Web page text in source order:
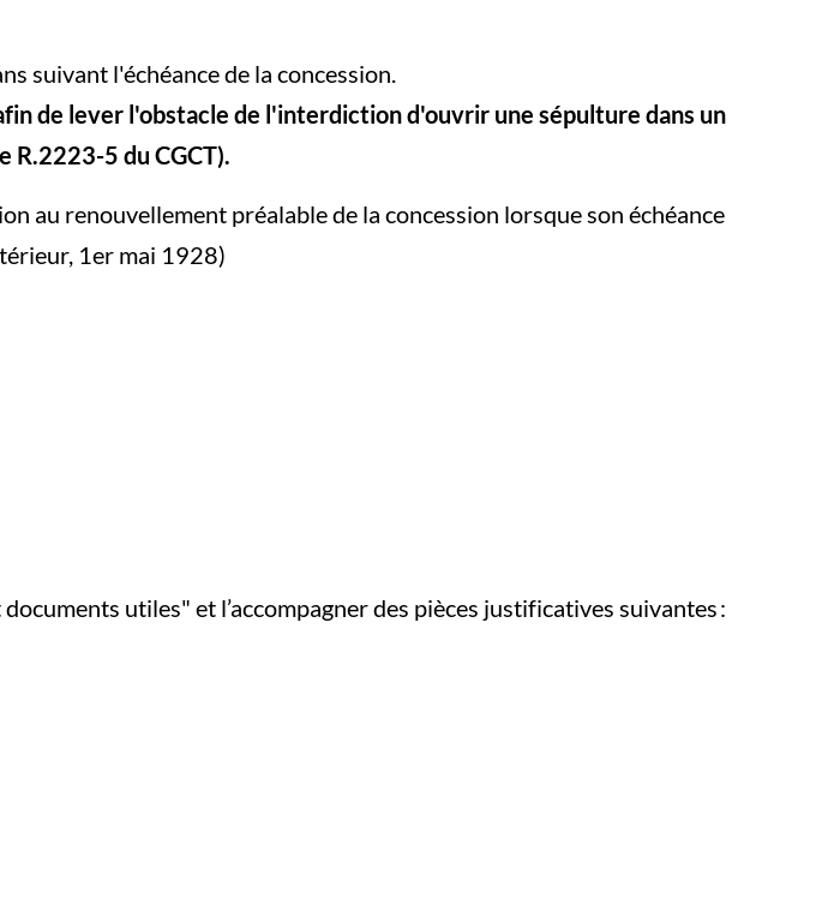
suivant l'échéance de la concession.
de lever l'obstacle de l'interdiction d'ouvrir une sépulture dans un
R.2223-5 du CGCT).
au renouvellement préalable de la concession lorsque son échéance
1er mai 1928)
utiles" et l’accompagner des pièces justificatives suivantes :